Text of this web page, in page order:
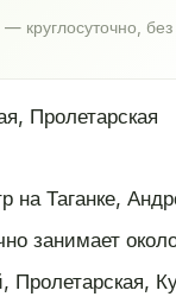
круглосуточно,
Пролетарская
на Таганке,
занимает
Пролетарская,